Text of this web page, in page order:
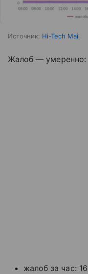
Источник: Hi-Tech Mail
Жалоб — умеренно:
жалоб за час: 16